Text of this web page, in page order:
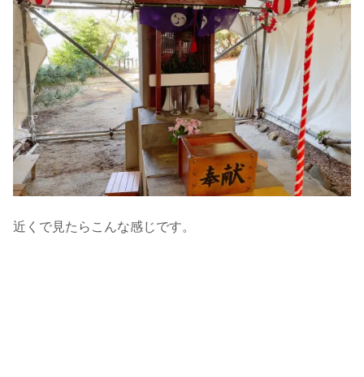
近くで見たらこんな感じです。